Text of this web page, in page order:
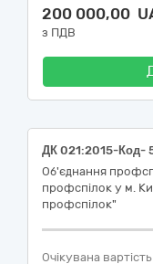
200 000,00
з ПДВ
Об'єднання
профспілок у м.
профспілок"
Очікувана вартість